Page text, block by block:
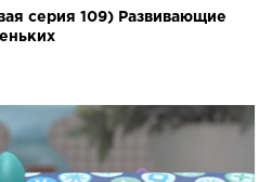
серия 109) Развивающие